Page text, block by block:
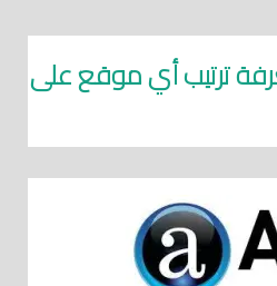
ترتيب أي موقع على